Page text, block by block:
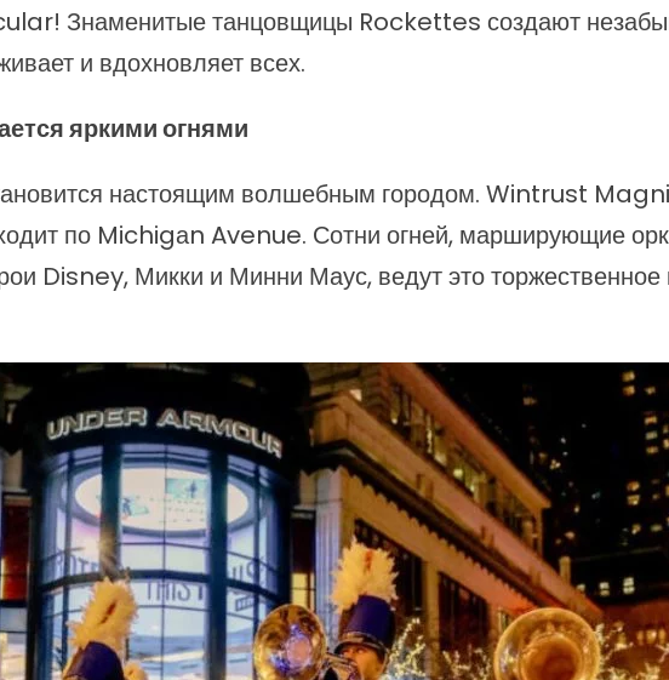
Знаменитые танцовщицы Rockettes создают
и вдохновляет всех.
яркими огнями
настоящим волшебным городом. Wintrust
по Michigаn Avenue. Сотни огней, марширующие
Disney, Микки и Минни Маус, ведут это